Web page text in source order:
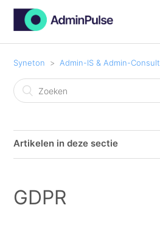
Syneton Admin-IS & Admin-Consult
Artikelen in deze sectie
GDPR
GDPR